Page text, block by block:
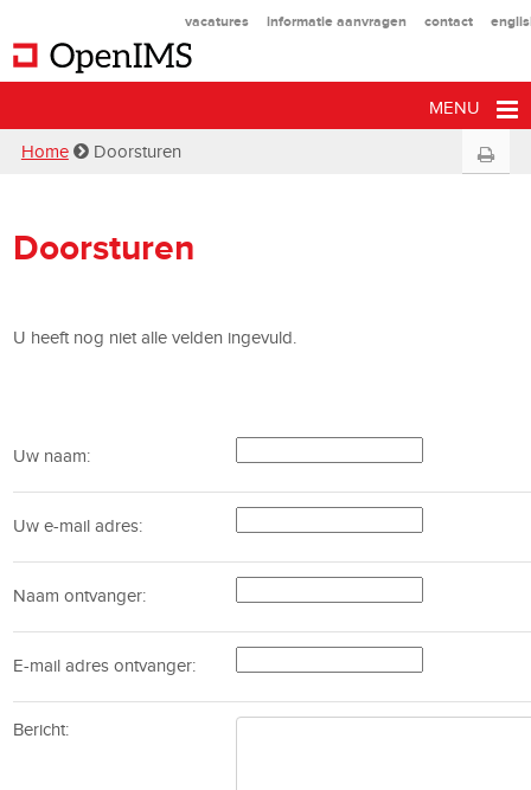
vacatures informatie aanvragen contact
MENU
Home Doorsturen
Doorsturen
U heeft nog niet alle velden ingevuld.
Uw naam:
Uw e-mail adres:
Naam ontvanger:
E-mail adres ontvanger:
Bericht: